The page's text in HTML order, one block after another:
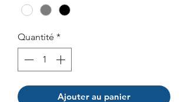
Quantité *
Ajouter au panier